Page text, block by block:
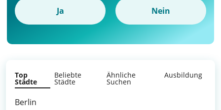
Ja Nein
Top
Städte
Beliebte
Städte
Ähnliche
Suchen
Ausbildung
Berlin